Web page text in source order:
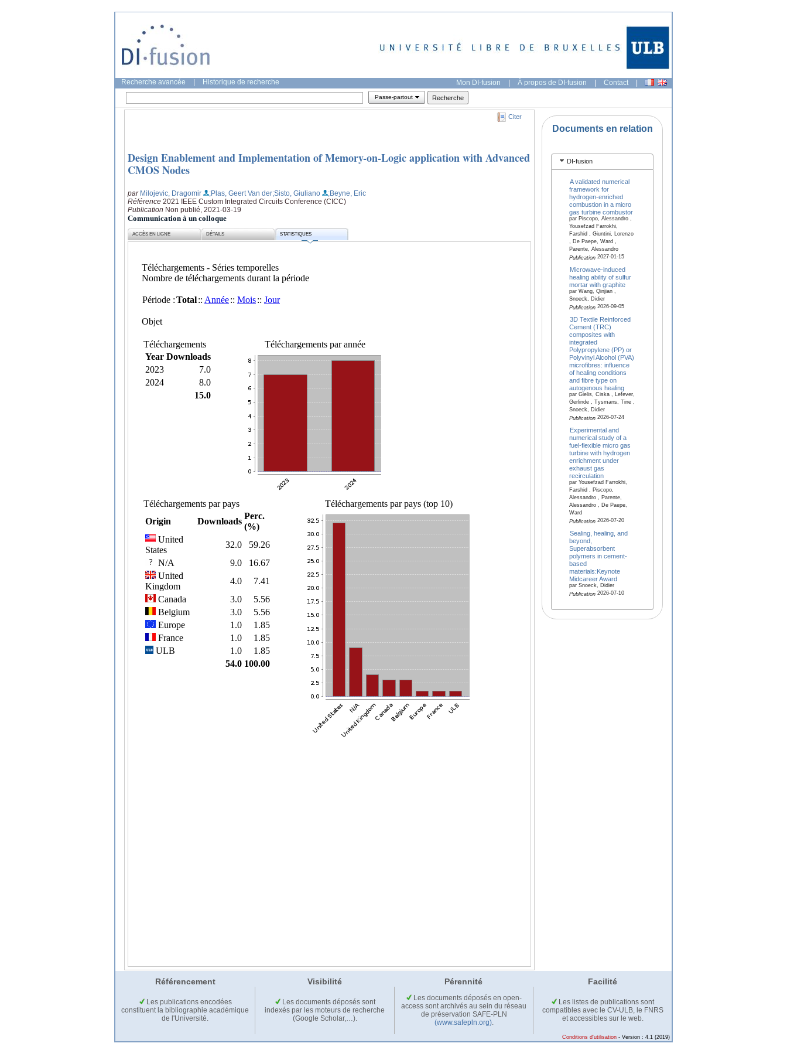
Recherche avancée Historique de recherche Mon DI-fusion | À propos de DI-fusion | Contact |
Passe-partout
Citer
Design Enablement and Implementation of Memory-on-Logic application with Advanced
CMOS Nodes
par Milojevic, Dragomir ;Plas, Geert Van der;Sisto, Giuliano
;Beyne, Eric
Référence 2021 IEEE Custom Integrated Circuits Conference (CICC)
Publication Non publié, 2021-03-19
Communication à un colloque
ACCÈS EN LIGNE DÉTAILS STATISTIQUES
Documents en relation
DI-fusion
A validated numerical
framework for
hydrogen-enriched
combustion in a micro
gas turbine combustor
par Piscopo, Alessandro ,
Yousefzad Farrokhi,
Farshid , Giuntini, Lorenzo
, De Paepe, Ward ,
Parente, Alessandro
Publication2027-01-15
Microwave-induced
healing ability of sulfur
mortar with graphite
par Wang, Qinjian ,
Snoeck, Didier
Publication2026-09-05
3D Textile Reinforced
Cement (TRC)
composites with
integrated
Polypropylene (PP) or
Polyvinyl Alcohol (PVA)
microfibres: influence
of healing conditions
and fibre type on
autogenous healing
par Gielis, Ciska , Lefever,
Gerlinde , Tysmans, Tine ,
Snoeck, Didier
Publication2026-07-24
Experimental and
numerical study of a
fuel-flexible micro gas
turbine with hydrogen
enrichment under
exhaust gas
recirculation
par Yousefzad Farrokhi,
Farshid , Piscopo,
Alessandro , Parente,
Alessandro , De Paepe,
Ward
Publication2026-07-20
Sealing, healing, and
beyond,
Superabsorbent
polymers in cement-
based
materials:Keynote
Midcareer Award
par Snoeck, Didier
Publication2026-07-10
Référencement Visibilité Pérennité Facilité
Les publications encodées
constituent la bibliographie académique
de l'Université.
Les documents déposés sont
indexés par les moteurs de recherche
(Google Scholar,…).
Les documents déposés en open-
access sont archivés au sein du réseau
de préservation SAFE-PLN
(www.safepln.org).
Les listes de publications sont
compatibles avec le CV-ULB, le FNRS
et accessibles sur le web.
Conditions d'utilisation - Version : 4.1 (2019)